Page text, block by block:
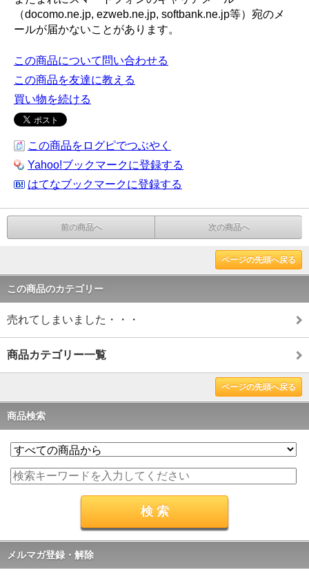
（docomo.ne.jp, ezweb.ne.jp, softbank.ne.jp等）宛のメ
ールが届かないことがあります。
この商品について問い合わせる
この商品を友達に教える
買い物を続ける
この商品をログピでつぶやく
Yahoo!ブックマークに登録する
はてなブックマークに登録する
前の商品へ 次の商品へ
ページの先頭へ戻る
この商品のカテゴリー
売れてしまいました・・・
商品カテゴリー一覧
ページの先頭へ戻る
商品検索
メルマガ登録・解除